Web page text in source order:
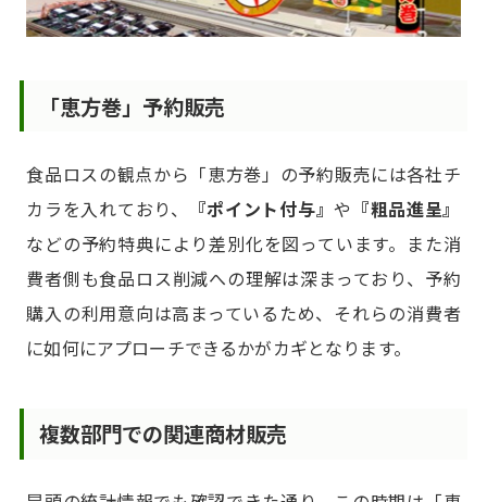
「恵方巻」予約販売
食品ロスの観点から「恵方巻」の予約販売には各社チ
カラを入れており、
『ポイント付与』や 『粗品進呈』
などの予約特典により差別化を図っています。また消
費者側も食品ロス削減への理解は深まっており、予約
購入の利用意向は高まっているため、それらの消費者
に如何にアプローチできるかがカギとなります。
複数部門での関連商材販売